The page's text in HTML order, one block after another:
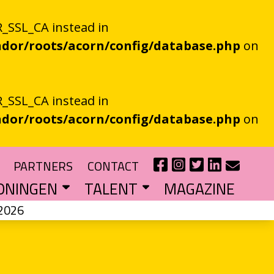
instead in
roots/acorn/config/database.php on
instead in
roots/acorn/config/database.php on
PARTNERS CONTACT
TALENT MAGAZINE